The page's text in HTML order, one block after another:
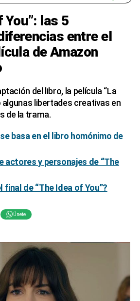
You”: las 5
entre el
de Amazon
del libro, la película “La
algunas libertades creativas en
de la trama.
basa en el libro homónimo de
actores y personajes de “The
final de “The Idea of You”?
Únete